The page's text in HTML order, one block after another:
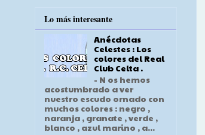
Lo más interesante
Anécdotas
Celestes : Los
colores del Real
Club Celta .
- N os hemos
acostumbrado a ver
nuestro escudo ornado con
muchos colores : negro ,
naranja , granate , verde ,
blanco , azul marino , a...